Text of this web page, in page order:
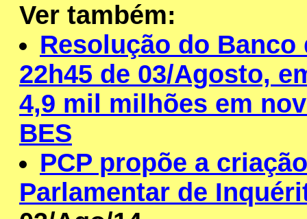
Ver também:
Resolução do
22h45 de 03/Agosto,
4,9 mil milhões em
BES
PCP propõe a
Parlamentar de